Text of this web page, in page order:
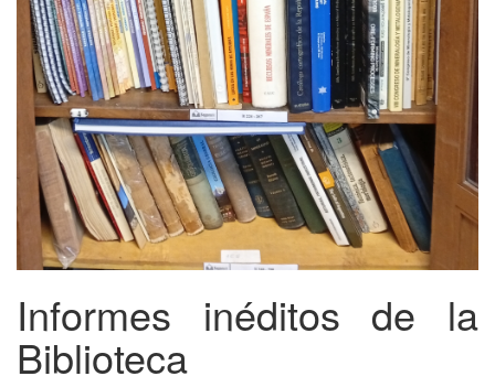
Informes inéditos de la
Biblioteca